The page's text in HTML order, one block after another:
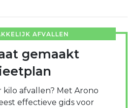
AFVALLEN
gemaakt
kilo afvallen? Met Arono
effectieve gids voor